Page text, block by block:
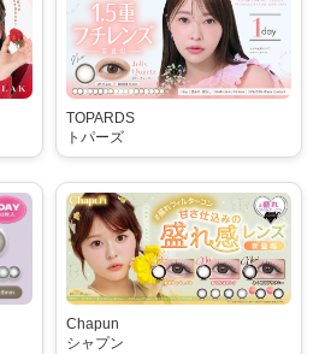
TOPARDS
トパーズ
Chapun
シャプン